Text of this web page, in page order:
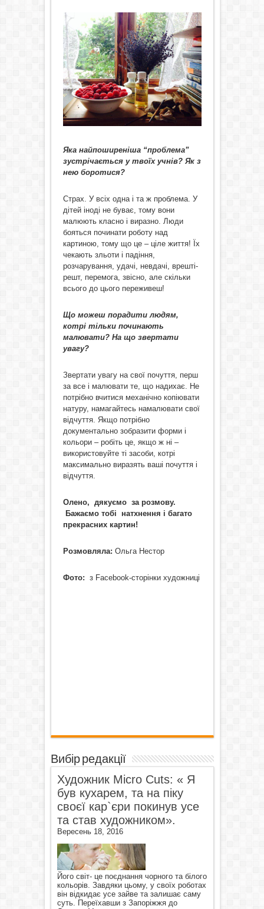
Яка найпоширеніша “проблема”
зустрічається у твоїх учнів? Як з
нею боротися?
Страх. У всіх одна і та ж проблема. У
дітей іноді не буває, тому вони
малюють класно і виразно. Люди
бояться починати роботу над
картиною, тому що це – ціле життя! Їх
чекають зльоти і падіння,
розчарування, удачі, невдачі, врешті-
решт, перемога, звісно, але скільки
всього до цього переживеш!
Що можеш порадити людям,
котрі тільки починають
малювати? На що звертати
увагу?
Звертати увагу на свої почуття, перш
за все і малювати те, що надихає. Не
потрібно вчитися механічно копіювати
натуру, намагайтесь намалювати свої
відчуття. Якщо потрібно
документально зобразити форми і
кольори – робіть це, якщо ж ні –
використовуйте ті засоби, котрі
максимально виразять ваші почуття і
відчуття.
Олено, дякуємо за розмову.
Бажаємо тобі натхнення і багато
прекрасних картин!
Розмовляла: Ольга Нестор
Фото: з Facebook-сторінки художниці
Вибір редакції
Художник Micro Cuts: « Я
був кухарем, та на піку
своєї кар`єри покинув усе
та став художником».
Вересень 18, 2016
Його світ- це поєднання чорного та білого
кольорів. Завдяки цьому, у своїх роботах
він відкидає усе зайве та залишає саму
суть. Переїхавши з Запоріжжя до